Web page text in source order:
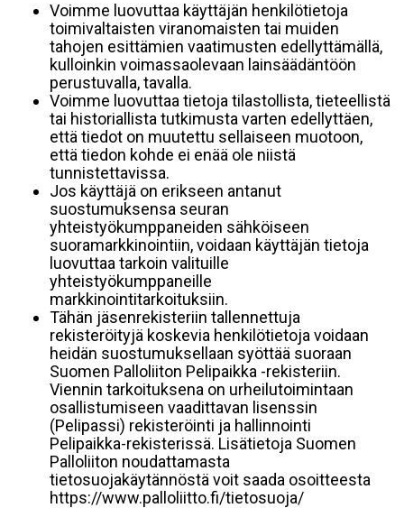
Voimme luovuttaa käyttäjän henkilötietoja
toimivaltaisten viranomaisten tai muiden
tahojen esittämien vaatimusten edellyttämällä,
kulloinkin voimassaolevaan lainsäädäntöön
perustuvalla, tavalla.
Voimme luovuttaa tietoja tilastollista, tieteellistä
tai historiallista tutkimusta varten edellyttäen,
että tiedot on muutettu sellaiseen muotoon,
että tiedon kohde ei enää ole niistä
tunnistettavissa.
Jos käyttäjä on erikseen antanut
suostumuksensa seuran
yhteistyökumppaneiden sähköiseen
suoramarkkinointiin, voidaan käyttäjän tietoja
luovuttaa tarkoin valituille
yhteistyökumppaneille
markkinointitarkoituksiin.
Tähän jäsenrekisteriin tallennettuja
rekisteröityjä koskevia henkilötietoja voidaan
heidän suostumuksellaan syöttää suoraan
Suomen Palloliiton Pelipaikka -rekisteriin.
Viennin tarkoituksena on urheilutoimintaan
osallistumiseen vaadittavan lisenssin
(Pelipassi) rekisteröinti ja hallinnointi
Pelipaikka-rekisterissä. Lisätietoja Suomen
Palloliiton noudattamasta
tietosuojakäytännöstä voit saada osoitteesta
https://www.palloliitto.fi/tietosuoja/